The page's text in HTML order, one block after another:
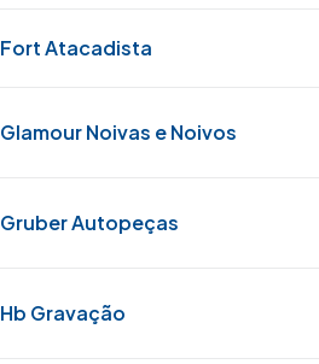
Fort Atacadista
Glamour Noivas e Noivos
Gruber Autopeças
Hb Gravação